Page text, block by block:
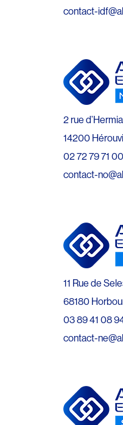
contact-
2 rue d’Hermia
14200
02 72 79 71 00
contact-
11 Rue de
68180
03 89 41 08
contact-